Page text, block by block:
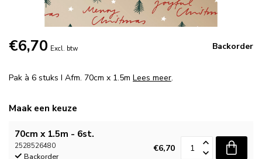
€6,70 Excl. btw Backorder
Pak à 6 stuks I Afm. 70cm x 1.5m Lees meer.
Maak een keuze
70cm x 1.5m - 6st.
2528526480
Backorder
€6,70